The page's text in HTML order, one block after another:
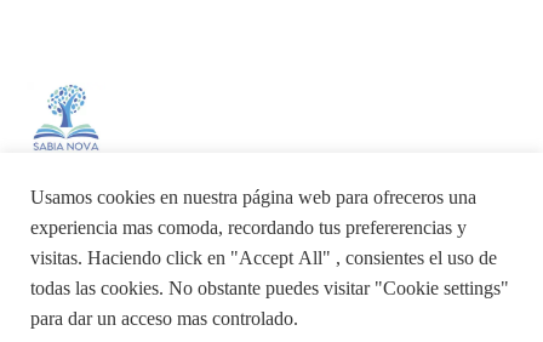
Usamos cookies en nuestra página web para ofreceros una
experiencia mas comoda, recordando tus prefererencias y
visitas. Haciendo click en "Accept All" , consientes el uso de
todas las cookies. No obstante puedes visitar "Cookie settings"
para dar un acceso mas controlado.